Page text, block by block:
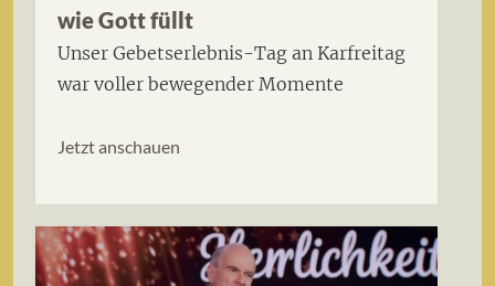
wie Gott füllt
Unser Gebetserlebnis-Tag an Karfreitag
war voller bewegender Momente
Jetzt anschauen